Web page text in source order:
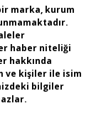
marka, kurum
haber niteliği
hakkında
ve kişiler ile isim
bilgiler